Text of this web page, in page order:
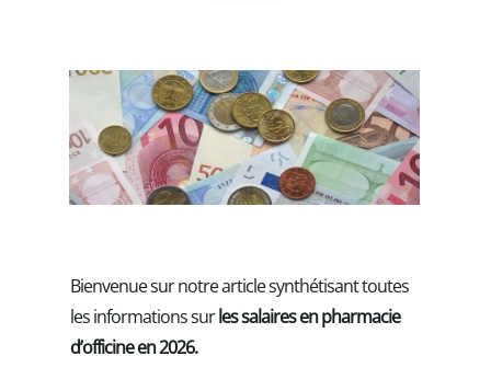
Bienvenue sur notre article synthétisant toutes
les informations surles salaires en pharmacie
d’officine en 2026.